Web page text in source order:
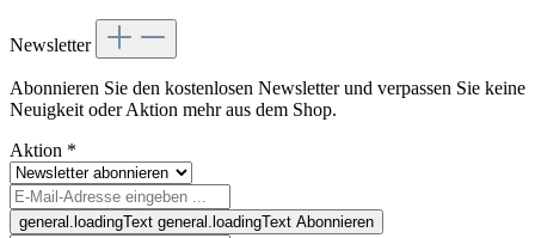
Newsletter
Abonnieren Sie den kostenlosen Newsletter und verpassen Sie keine
Neuigkeit oder Aktion mehr aus dem Shop.
Aktion *
general.loadingText general.loadingText Abonnieren